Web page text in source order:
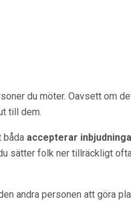
du möter. Oavsett om
till dem.
båda accepterar
sätter folk ner tillräckligt
andra personen att göra